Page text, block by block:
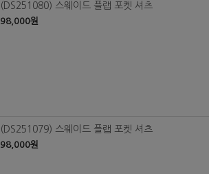
(DS251080) 스웨이드 플랩 포켓 셔츠
98,000원
(DS251079) 스웨이드 플랩 포켓 셔츠
98,000원